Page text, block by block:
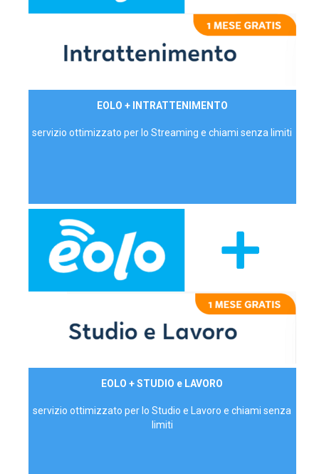
EOLO + INTRATTENIMENTO
servizio ottimizzato per lo Streaming e chiami senza limiti
EOLO + STUDIO e LAVORO
servizio ottimizzato per lo Studio e Lavoro e chiami senza
limiti